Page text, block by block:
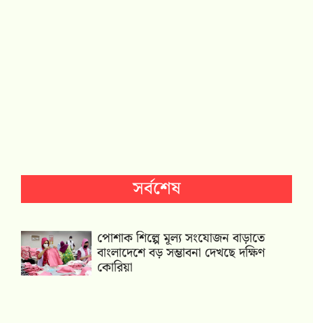
সর্বশেষ
পোশাক শিল্পে মূল্য সংযোজন বাড়াতে
বাংলাদেশে বড় সম্ভাবনা দেখছে দক্ষিণ
কোরিয়া